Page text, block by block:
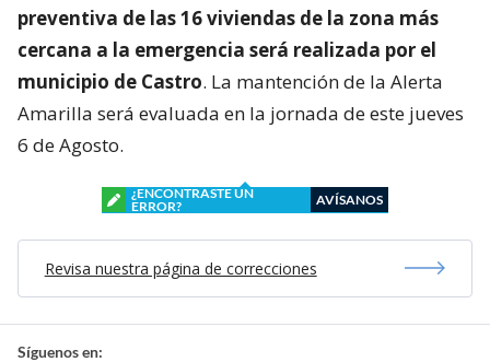
preventiva de las 16 viviendas de la zona más
cercana a la emergencia será realizada por el
municipio de Castro. La mantención de la Alerta
Amarilla será evaluada en la jornada de este jueves
6 de Agosto.
¿ENCONTRASTE UN
ERROR?
AVÍSANOS
Revisa nuestra página de correcciones
Síguenos en: